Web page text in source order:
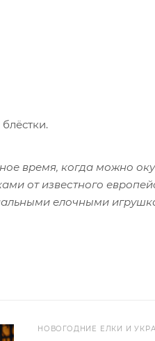
блёстки.
время, когда можно
от известного
елочными
НОВОГОДНИЕ ЕЛКИ И